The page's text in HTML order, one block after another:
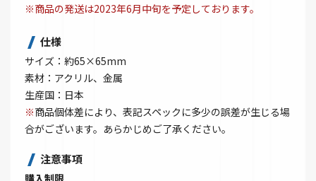
※商品の発送は2023年6月中旬を予定しております。
仕様
サイズ：約65×65mm
素材：アクリル、金属
生産国：日本
※商品個体差により、表記スペックに多少の誤差が生じる場
合がございます。あらかじめご了承ください。
注意事項